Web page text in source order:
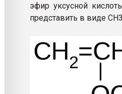
эфир уксусной
представить в виде